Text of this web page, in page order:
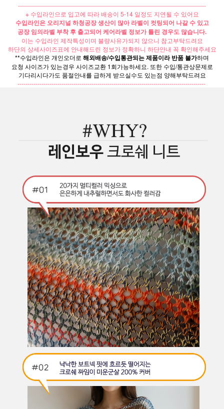
----------------------------------------------------------------------------------------------
※ 수입라인으로 입고에 따라 배송이 5-14 일정도 지연될 수 있어요
수입라인은 오리지널 하청공장 생산이 많아 라벨이 컷팅되어 나갈 수 있고
공장 임의라벨 부착 후 출고되어 케어라벨 정보가 틀린 경우도 많습니다.
이는 수입라인 제작특성이며 불량사유가되지 않으니 참고부탁드려요
하단의 상세사이즈표에 안내해드린 정보가 정확하니 하단안내 꼭 확인해주세요
**수입라인은 개인오더로 해외배송/수입통관되는 제품이라 반품 불가하며
요청 사이즈가 있는경우 사이즈교환 1회가능하세요. 또한 수입/통관상문제로
기다리시다가도 품절안내를 급하게 받으실수도 있는점 양해부탁드려요
----------------------------------------------------------------------------------------------